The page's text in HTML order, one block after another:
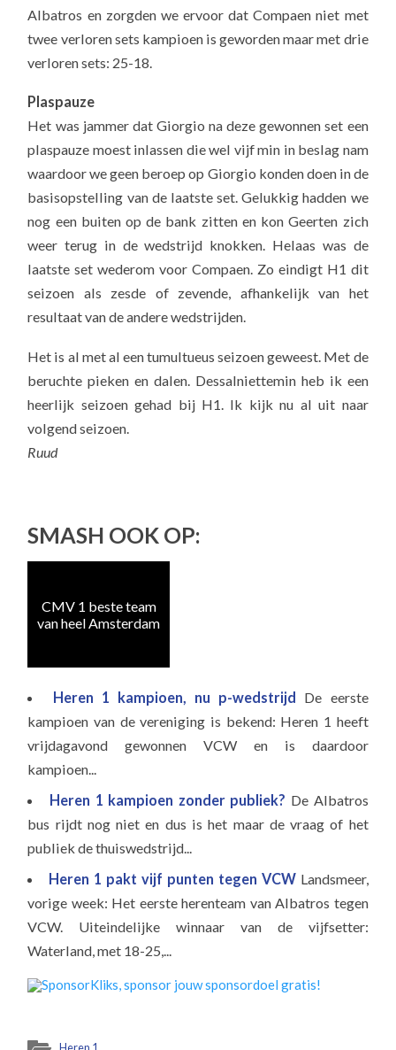
Albatros en zorgden we ervoor dat Compaen niet met
twee verloren sets kampioen is geworden maar met drie
verloren sets: 25-18.
Plaspauze
Het was jammer dat Giorgio na deze gewonnen set een
plaspauze moest inlassen die wel vijf min in beslag nam
waardoor we geen beroep op Giorgio konden doen in de
basisopstelling van de laatste set. Gelukkig hadden we
nog een buiten op de bank zitten en kon Geerten zich
weer terug in de wedstrijd knokken. Helaas was de
laatste set wederom voor Compaen. Zo eindigt H1 dit
seizoen als zesde of zevende, afhankelijk van het
resultaat van de andere wedstrijden.
Het is al met al een tumultueus seizoen geweest. Met de
beruchte pieken en dalen. Dessalniettemin heb ik een
heerlijk seizoen gehad bij H1. Ik kijk nu al uit naar
volgend seizoen.
Ruud
SMASH OOK OP:
CMV 1 beste team
van heel Amsterdam
Heren 1 kampioen, nu p-wedstrijd De eerste
kampioen van de vereniging is bekend: Heren 1 heeft
vrijdagavond gewonnen VCW en is daardoor
kampioen...
Heren 1 kampioen zonder publiek? De Albatros
bus rijdt nog niet en dus is het maar de vraag of het
publiek de thuiswedstrijd...
Heren 1 pakt vijf punten tegen VCW Landsmeer,
vorige week: Het eerste herenteam van Albatros tegen
VCW. Uiteindelijke winnaar van de vijfsetter:
Waterland, met 18-25,...